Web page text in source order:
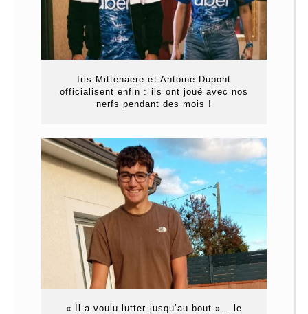
Iris Mittenaere et Antoine Dupont
officialisent enfin : ils ont joué avec nos
nerfs pendant des mois !
« Il a voulu lutter jusqu’au bout »… le